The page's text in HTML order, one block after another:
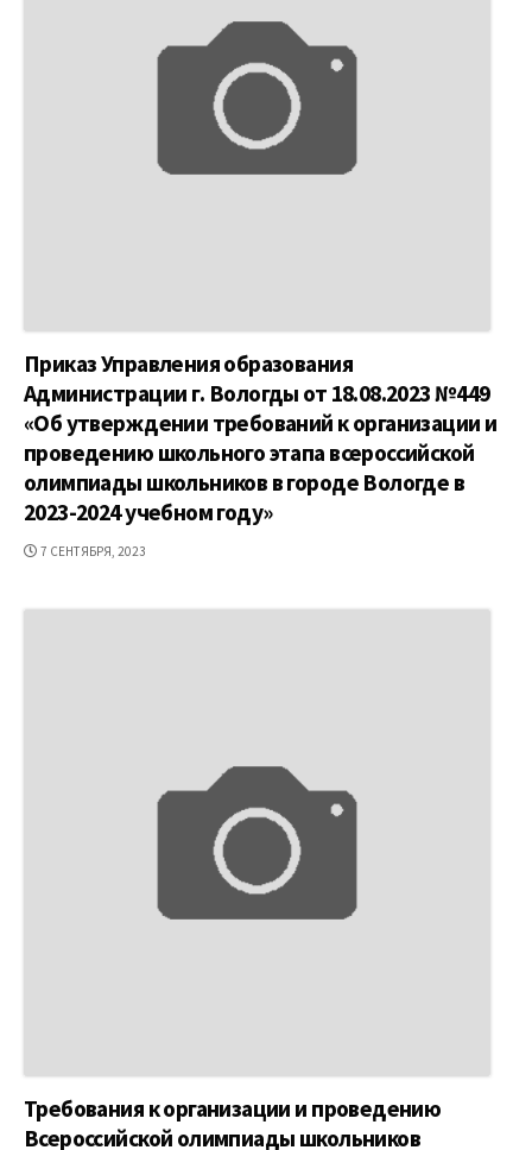
Приказ Управления образования
Администрации г. Вологды от 18.08.2023 №449
«Об утверждении требований к организации и
проведению школьного этапа всероссийской
олимпиады школьников в городе Вологде в
2023-2024 учебном году»
ДАТА
7 СЕНТЯБРЯ, 2023
Требования к организации и проведению
Всероссийской олимпиады школьников